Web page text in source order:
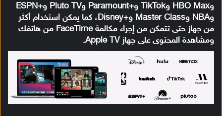
وHBO Max وTikTok و+Paramount وPluto TV و+ESPN
وNBA وMaster Class و+Disney، كما يمكن استخدام أكثر
من جهاز حتى تتمكن من إجراء مكالمة FaceTime من هاتفك
ومشاهدة المحتوى على جهاز Apple TV.